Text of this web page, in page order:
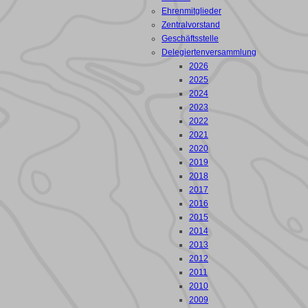
Ehrenmitglieder
Zentralvorstand
Geschäftsstelle
Delegiertenversammlung
2026
2025
2024
2023
2022
2021
2020
2019
2018
2017
2016
2015
2014
2013
2012
2011
2010
2009